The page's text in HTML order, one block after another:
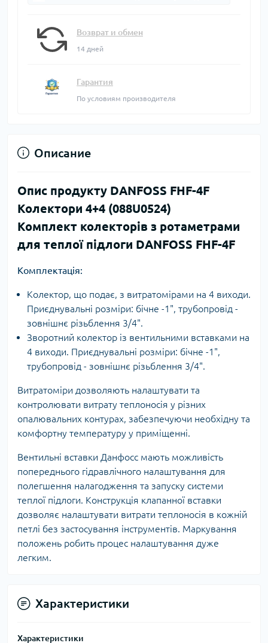
Возврат и обмен
14 дней
Гарантия
По условиям производителя
Описание
Опис продукту DANFOSS FHF-4F
Колектори 4+4 (088U0524)
Комплект колекторів з ротаметрами
для теплої підлоги DANFOSS FHF-4F
Комплектація:
Колектор, що подає, з витратомірами на 4 виходи.
Приєднувальні розміри: бічне -1", трубопровід -
зовнішнє різьблення 3/4".
Зворотний колектор із вентильними вставками на
4 виходи. Приєднувальні розміри: бічне -1",
трубопровід - зовнішнє різьблення 3/4".
Витратоміри дозволяють налаштувати та
контролювати витрату теплоносія у різних
опалювальних контурах, забезпечуючи необхідну та
комфортну температуру у приміщенні.
Вентильні вставки Данфосс мають можливість
попереднього гідравлічного налаштування для
полегшення налагодження та запуску системи
теплої підлоги. Конструкція клапанної вставки
дозволяє налаштувати витрати теплоносія в кожній
петлі без застосування інструментів. Маркування
положень робить процес налаштування дуже
легким.
Характеристики
Характеристики